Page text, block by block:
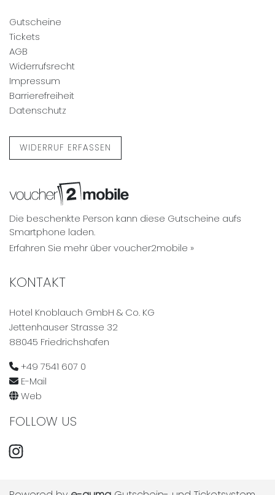
Gutscheine
Tickets
AGB
Widerrufsrecht
Impressum
Barrierefreiheit
Datenschutz
WIDERRUF ERFASSEN
Die beschenkte Person kann diese Gutscheine aufs
Smartphone laden.
Erfahren Sie mehr über voucher2mobile »
KONTAKT
Hotel Knoblauch GmbH & Co. KG
Jettenhauser Strasse 32
88045 Friedrichshafen
+49 7541 607 0
E-Mail
Web
FOLLOW US
Instagram